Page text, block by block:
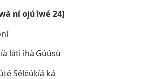
ní ojú ìwé 24]
láti ìhà Gúúsù
Séléúkíá ká